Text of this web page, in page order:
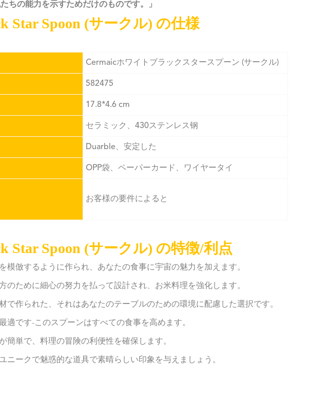
ちの能力を示すためだけのものです。」
Star Spoon (サークル) の仕様
Cermaicホワイトブラックスタースプーン (サークル)
582475
17.8*4.6 cm
セラミック、430ステンレス钢
Duarble、安定した
OPP袋、ペーパーカード、ワイヤータイ
お客様の要件によると
Star Spoon (サークル) の特徴/利点
模倣するように作られ、あなたの食事に宇宙の魅力を加えます。
のために細心の努力を払って設計され、お米料理を強化します。
で作られた、それはあなたのテーブルのための環境に配慮した選択です。
適です-このスプーンはすべての食事を高めます。
簡単で、料理の冒険の利便性を確保します。
ニークで魅惑的な道具で素晴らしい印象を与えましょう。